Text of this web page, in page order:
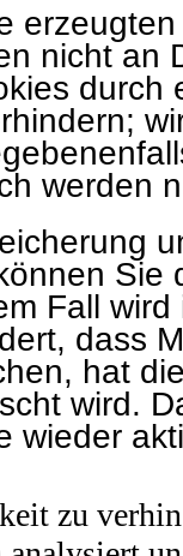
nicht an
werden
Sie
Fall
dass
hat
wird.
wieder